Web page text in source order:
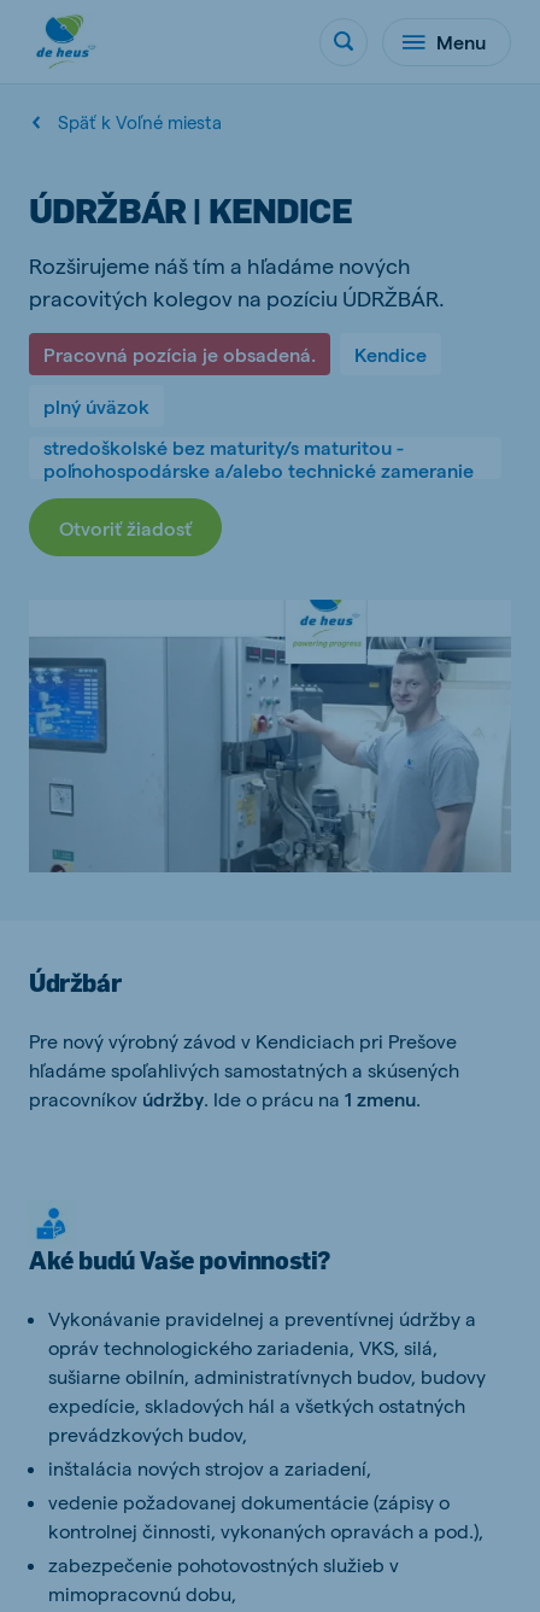
Menu
Späť k Voľné miesta
ÚDRŽBÁR | KENDICE
Rozširujeme náš tím a hľadáme nových
pracovitých kolegov na pozíciu ÚDRŽBÁR.
Pracovná pozícia je obsadená. Kendice
plný úväzok
stredoškolské bez maturity/s maturitou -
poľnohospodárske a/alebo technické zameranie
Otvoriť žiadosť
Údržbár
Pre nový výrobný závod v Kendiciach pri Prešove
hľadáme spoľahlivých samostatných a skúsených
pracovníkov údržby. Ide o prácu na 1 zmenu.
Aké budú Vaše povinnosti?
Vykonávanie pravidelnej a preventívnej údržby a
opráv technologického zariadenia, VKS, silá,
sušiarne obilnín, administratívnych budov, budovy
expedície, skladových hál a všetkých ostatných
prevádzkových budov,
inštalácia nových strojov a zariadení,
vedenie požadovanej dokumentácie (zápisy o
kontrolnej činnosti, vykonaných opravách a pod.),
zabezpečenie pohotovostných služieb v
mimopracovnú dobu,